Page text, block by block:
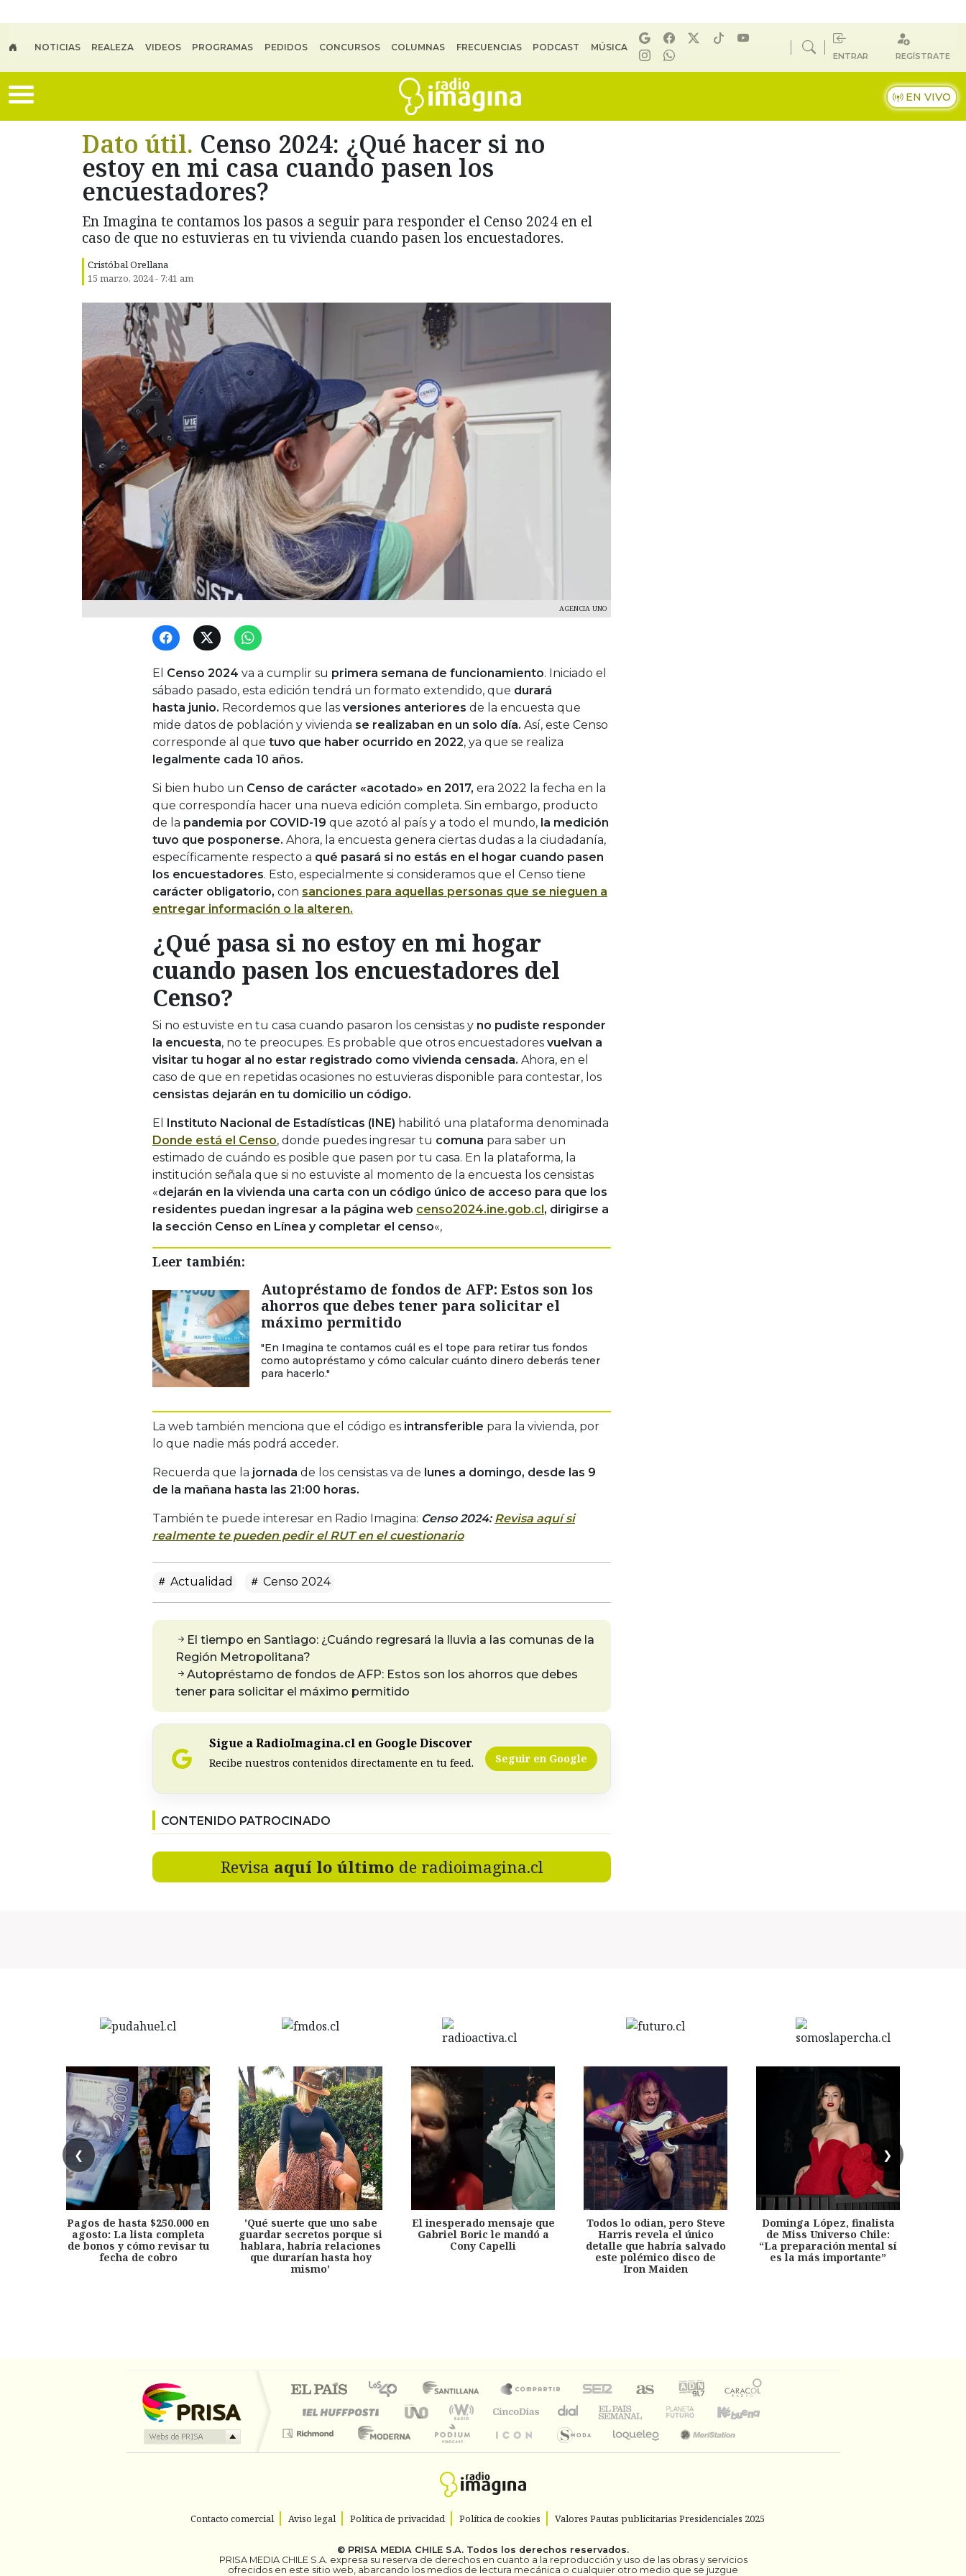
NOTICIAS REALEZA VIDEOS PROGRAMAS PEDIDOS CONCURSOS COLUMNAS FRECUENCIAS PODCAST MÚSICA
ENTRAR REGÍSTRATE
EN VIVO
Dato útil. Censo 2024: ¿Qué hacer si no
estoy en mi casa cuando pasen los
encuestadores?
En Imagina te contamos los pasos a seguir para responder el Censo 2024 en el
caso de que no estuvieras en tu vivienda cuando pasen los encuestadores.
Cristóbal Orellana
15 marzo, 2024 - 7:41 am
AGENCIA UNO
El Censo 2024 va a cumplir su primera semana de funcionamiento. Iniciado el
sábado pasado, esta edición tendrá un formato extendido, que durará
hasta junio. Recordemos que las versiones anteriores de la encuesta que
mide datos de población y vivienda se realizaban en un solo día. Así, este Censo
corresponde al que tuvo que haber ocurrido en 2022, ya que se realiza
legalmente cada 10 años.
Si bien hubo un Censo de carácter «acotado» en 2017, era 2022 la fecha en la
que correspondía hacer una nueva edición completa. Sin embargo, producto
de la pandemia por COVID-19 que azotó al país y a todo el mundo, la medición
tuvo que posponerse. Ahora, la encuesta genera ciertas dudas a la ciudadanía,
específicamente respecto a qué pasará si no estás en el hogar cuando pasen
los encuestadores. Esto, especialmente si consideramos que el Censo tiene
carácter obligatorio, con sanciones para aquellas personas que se nieguen a
entregar información o la alteren.
¿Qué pasa si no estoy en mi hogar
cuando pasen los encuestadores del
Censo?
Si no estuviste en tu casa cuando pasaron los censistas y no pudiste responder
la encuesta, no te preocupes. Es probable que otros encuestadores vuelvan a
visitar tu hogar al no estar registrado como vivienda censada. Ahora, en el
caso de que en repetidas ocasiones no estuvieras disponible para contestar, los
censistas dejarán en tu domicilio un código.
El Instituto Nacional de Estadísticas (INE) habilitó una plataforma denominada
Donde está el Censo, donde puedes ingresar tu comuna para saber un
estimado de cuándo es posible que pasen por tu casa. En la plataforma, la
institución señala que si no estuviste al momento de la encuesta los censistas
«dejarán en la vivienda una carta con un código único de acceso para que los
residentes puedan ingresar a la página web censo2024.ine.gob.cl, dirigirse a
la sección Censo en Línea y completar el censo«,
Leer también:
Autopréstamo de fondos de AFP: Estos son los
ahorros que debes tener para solicitar el
máximo permitido
"En Imagina te contamos cuál es el tope para retirar tus fondos
como autopréstamo y cómo calcular cuánto dinero deberás tener
para hacerlo."
La web también menciona que el código es intransferible para la vivienda, por
lo que nadie más podrá acceder.
Recuerda que la jornada de los censistas va de lunes a domingo, desde las 9
de la mañana hasta las 21:00 horas.
También te puede interesar en Radio Imagina: Censo 2024: Revisa aquí si
realmente te pueden pedir el RUT en el cuestionario
Actualidad Censo 2024
El tiempo en Santiago: ¿Cuándo regresará la lluvia a las comunas de la
Región Metropolitana?
Autopréstamo de fondos de AFP: Estos son los ahorros que debes
tener para solicitar el máximo permitido
Sigue a RadioImagina.cl en Google Discover
Recibe nuestros contenidos directamente en tu feed. Seguir en Google
CONTENIDO PATROCINADO
Revisa aquí lo último de radioimagina.cl
❮ ❯
Pagos de hasta $250.000 en
agosto: La lista completa
de bonos y cómo revisar tu
fecha de cobro
'Qué suerte que uno sabe
guardar secretos porque si
hablara, habría relaciones
que durarían hasta hoy
mismo'
El inesperado mensaje que
Gabriel Boric le mandó a
Cony Capelli
Todos lo odian, pero Steve
Harris revela el único
detalle que habría salvado
este polémico disco de
Iron Maiden
Dominga López, finalista
de Miss Universo Chile:
“La preparación mental sí
es la más importante”
Contacto comercial Aviso legal Política de privacidad Política de cookies Valores Pautas publicitarias Presidenciales 2025
© PRISA MEDIA CHILE S.A. Todos los derechos reservados.
PRISA MEDIA CHILE S.A. expresa su reserva de derechos en cuanto a la reproducción y uso de las obras y servicios
ofrecidos en este sitio web, abarcando los medios de lectura mecánica o cualquier otro medio que se juzgue